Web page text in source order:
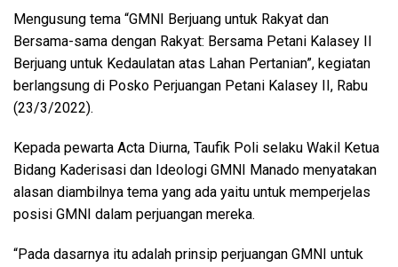
Mengusung tema “GMNI Berjuang untuk Rakyat dan
Bersama-sama dengan Rakyat: Bersama Petani Kalasey II
Berjuang untuk Kedaulatan atas Lahan Pertanian”, kegiatan
berlangsung di Posko Perjuangan Petani Kalasey II, Rabu
(23/3/2022).
Kepada pewarta Acta Diurna, Taufik Poli selaku Wakil Ketua
Bidang Kaderisasi dan Ideologi GMNI Manado menyatakan
alasan diambilnya tema yang ada yaitu untuk memperjelas
posisi GMNI dalam perjuangan mereka.
“Pada dasarnya itu adalah prinsip perjuangan GMNI untuk